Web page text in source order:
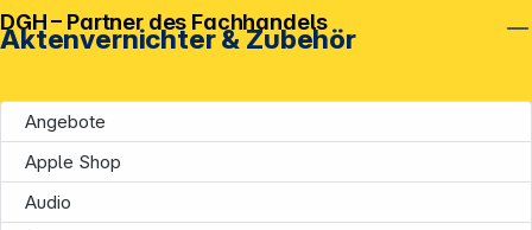
Aktenvernichter & Zubehör
Angebote
Apple Shop
Audio
DGH – Partner des Fachhandels